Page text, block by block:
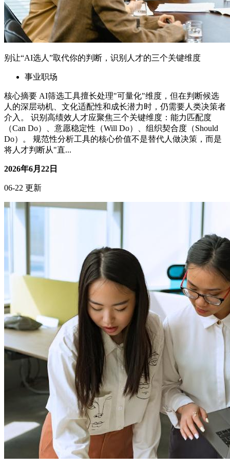
连续加班一个月，身体垮了才明白健康最重要
事业职场
核心摘要 长时间加班可能导致身体和心理健康严重受损。 保
持健康需要合理安排工作与休息时间。 建立个人“精神避难
所”是缓解工作压力的有效方法。 一、引言 现代职场中，加班
已成为常态。许多人为了事业发展或经济压力，常常连续加班
一个月甚至更长时间。然而，当身体因长期劳累而垮掉时，人
们才意识到健康的重要性。事...
2026年6月17日